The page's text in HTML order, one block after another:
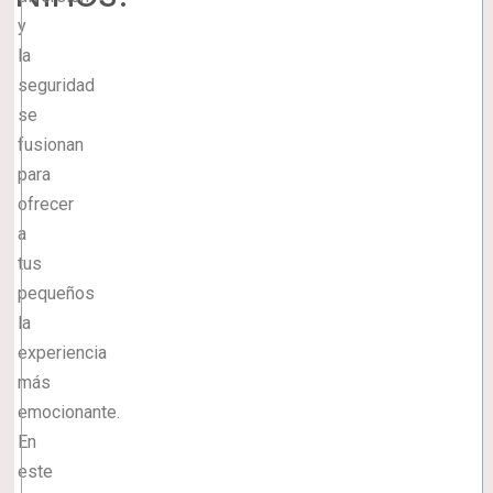
y
la
seguridad
se
fusionan
para
ofrecer
a
tus
pequeños
la
experiencia
más
emocionante.
En
este